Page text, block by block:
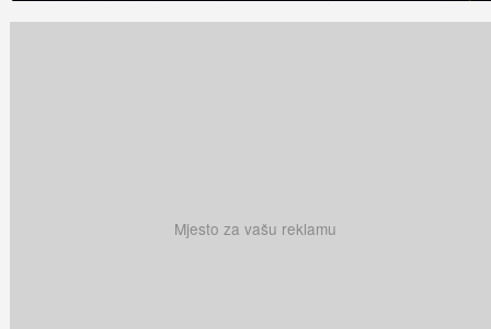
Mjesto za vašu reklamu